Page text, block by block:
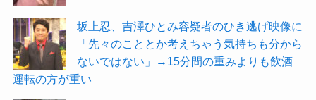
坂上忍、吉澤ひとみ容疑者のひき逃げ映像に
「先々のこととか考えちゃう気持ちも分から
ないではない」→15分間の重みよりも飲酒
運転の方が重い